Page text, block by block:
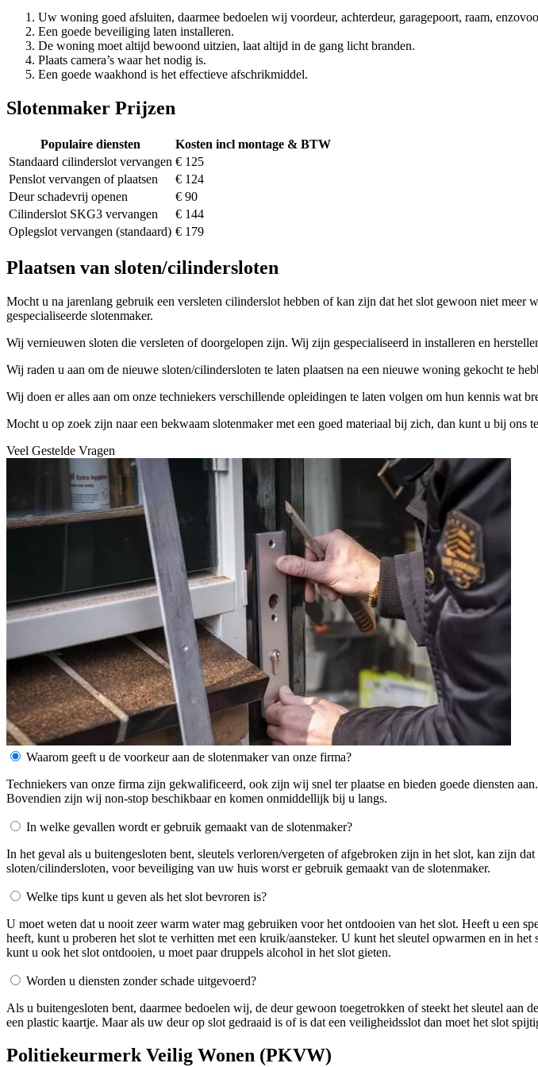
Uw woning goed afsluiten, daarmee bedoelen wij voordeur, achterdeur, garagepoort, raam,
Een goede beveiliging laten installeren.
De woning moet altijd bewoond uitzien, laat altijd in de gang licht branden.
Plaats camera’s waar het nodig is.
Een goede waakhond is het effectieve afschrikmiddel.
Slotenmaker Prijzen
Populaire diensten
Kosten incl montage & BTW
Standaard cilinderslot vervangen € 125
Penslot vervangen of plaatsen
€ 124
Deur schadevrij openen
€ 90
Cilinderslot SKG3 vervangen
€ 144
Oplegslot vervangen (standaard) € 179
Plaatsen van sloten/cilindersloten
Mocht u na jarenlang gebruik een versleten cilinderslot hebben of kan zijn dat het slot gewoon niet
gespecialiseerde slotenmaker.
Wij vernieuwen sloten die versleten of doorgelopen zijn. Wij zijn gespecialiseerd in installeren en
Wij raden u aan om de nieuwe sloten/cilindersloten te laten plaatsen na een nieuwe woning gekocht te
Wij doen er alles aan om onze techniekers verschillende opleidingen te laten volgen om hun kennis wat
Mocht u op zoek zijn naar een bekwaam slotenmaker met een goed materiaal bij zich, dan kunt u bij ons
Veel Gestelde Vragen
Waarom geeft u de voorkeur aan de slotenmaker van onze firma?
Techniekers van onze firma zijn gekwalificeerd, ook zijn wij snel ter plaatse en bieden goede diensten
Bovendien zijn wij non-stop beschikbaar en komen onmiddellijk bij u langs.
In welke gevallen wordt er gebruik gemaakt van de slotenmaker?
In het geval als u buitengesloten bent, sleutels verloren/vergeten of afgebroken zijn in het slot, kan zijn
sloten/cilindersloten, voor beveiliging van uw huis worst er gebruik gemaakt van de slotenmaker.
Welke tips kunt u geven als het slot bevroren is?
U moet weten dat u nooit zeer warm water mag gebruiken voor het ontdooien van het slot. Heeft u een
heeft, kunt u proberen het slot te verhitten met een kruik/aansteker. U kunt het sleutel opwarmen en in
kunt u ook het slot ontdooien, u moet paar druppels alcohol in het slot gieten.
Worden u diensten zonder schade uitgevoerd?
Als u buitengesloten bent, daarmee bedoelen wij, de deur gewoon toegetrokken of steekt het sleutel
een plastic kaartje. Maar als uw deur op slot gedraaid is of is dat een veiligheidsslot dan moet het slot
Politiekeurmerk Veilig Wonen (PKVW)